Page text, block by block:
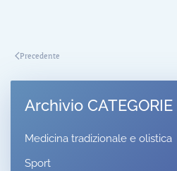
Precedente
Archivio CATEGORIE
Medicina tradizionale e olistica
Sport